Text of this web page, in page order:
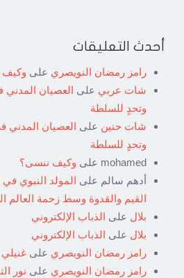
أحدث التعليقات
رامز رمضان النويصري على وكيف
شات عربي على العصيان
وتحدٍ للسلطة
شات حنين على العصيان
وتحدٍ للسلطة
mohamed على وكيف ننسى؟
أدهم سالم على المولد النبوي
القيم والقدوة وسط زحمة العالم
بلال على الذباب الإلكتروني
بلال على الذباب الإلكتروني
رامز رمضان النويصري على غنيلي
رامز رمضان النويصري على نور